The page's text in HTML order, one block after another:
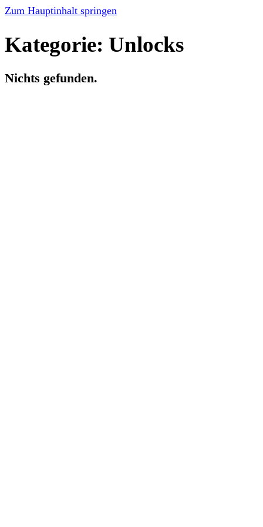
Zum Hauptinhalt springen
Kategorie: Unlocks
Nichts gefunden.